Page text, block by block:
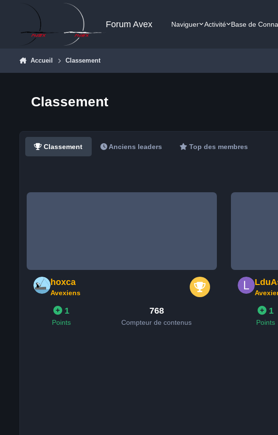
Aller au contenu
Forum Avex Naviguer Activité Base de
Accueil Classement
Classement
Classement Anciens leaders Top des membres
hoxca
Avexiens
1
Points
768
Compteur de contenus
1
Points